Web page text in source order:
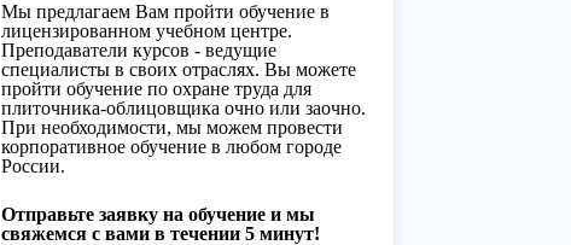
Мы предлагаем Вам пройти обучение в
лицензированном учебном центре.
Преподаватели курсов - ведущие
специалисты в своих отраслях. Вы можете
пройти обучение по охране труда для
плиточника-облицовщика очно или заочно.
При необходимости, мы можем провести
корпоративное обучение в любом городе
России.
Отправьте заявку на обучение и мы
свяжемся с вами в течении 5 минут!